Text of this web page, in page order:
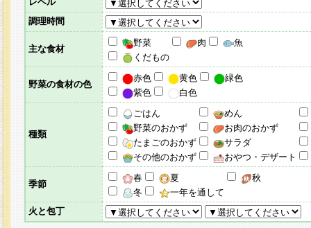
調理時間
主な食材
野菜 肉
魚
くだもの
野菜の食材の色
赤色 黄色
緑色
紫色
白色
種類
ごはん
めん
野菜のおかず
お肉のおかず
たまごのおかず
サラダ
その他のおかず
おやつ・デザート
季節
春 夏
秋
冬
一年を通して
火と包丁